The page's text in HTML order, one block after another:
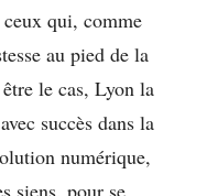
qui, comme
au pied de la
le cas, Lyon la
succès dans la
numérique,
siens, pour se